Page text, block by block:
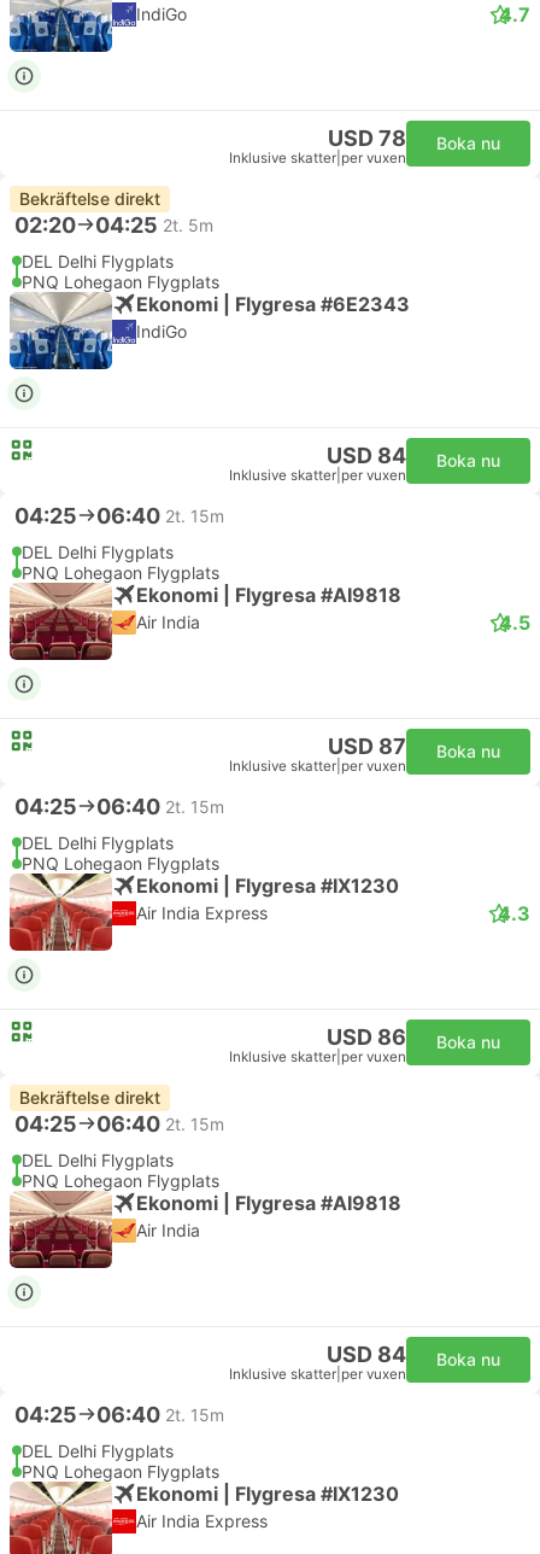
IndiGo 4.7
USD 78
Inklusive skatter per vuxen
Boka nu
Bekräftelse direkt
02:20 04:25 2t. 5m
DEL Delhi Flygplats
PNQ Lohegaon Flygplats
Ekonomi | Flygresa #6E2343
IndiGo
USD 84
Inklusive skatter per vuxen
Boka nu
04:25 06:40 2t. 15m
DEL Delhi Flygplats
PNQ Lohegaon Flygplats
Ekonomi | Flygresa #AI9818
Air India 4.5
USD 87
Inklusive skatter per vuxen
Boka nu
04:25 06:40 2t. 15m
DEL Delhi Flygplats
PNQ Lohegaon Flygplats
Ekonomi | Flygresa #IX1230
Air India Express 4.3
USD 86
Inklusive skatter per vuxen
Boka nu
Bekräftelse direkt
04:25 06:40 2t. 15m
DEL Delhi Flygplats
PNQ Lohegaon Flygplats
Ekonomi | Flygresa #AI9818
Air India
USD 84
Inklusive skatter per vuxen
Boka nu
04:25 06:40 2t. 15m
DEL Delhi Flygplats
PNQ Lohegaon Flygplats
Ekonomi | Flygresa #IX1230
Air India Express